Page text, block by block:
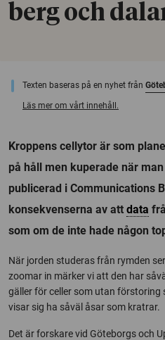
berg och
Texten baseras på en nyhet från
Läs mer om vårt innehåll.
Kroppens cellytor är som
på håll men kuperade när
publicerad i Communications
konsekvenserna av att data
som om de inte hade någon
När jorden studeras från rymden
zoomar in märker vi att den har
gäller för celler som utan förstoring
visar sig ha såväl åsar som kratrar.
Det är forskare vid Göteborgs och